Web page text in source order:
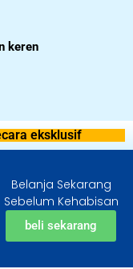
keren
eksklusif
Belanja Sekarang
Sebelum Kehabisan
beli sekarang